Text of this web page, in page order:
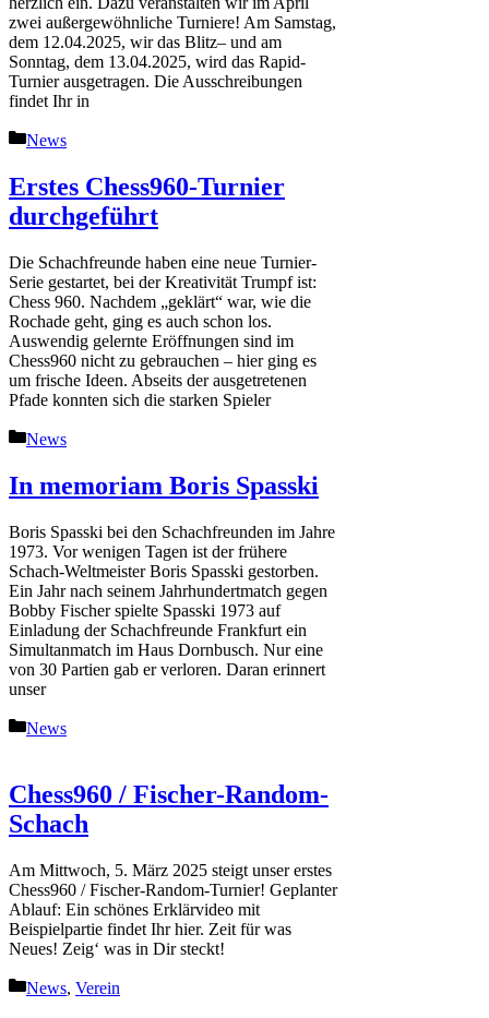
zwei außergewöhnliche Turniere! Am Samstag,
dem 12.04.2025, wir das Blitz– und am
Sonntag, dem 13.04.2025, wird das Rapid-
Turnier ausgetragen. Die Ausschreibungen
findet Ihr in
Kategorien
News
Erstes Chess960-Turnier
durchgeführt
Die Schachfreunde haben eine neue Turnier-
Serie gestartet, bei der Kreativität Trumpf ist:
Chess 960. Nachdem „geklärt“ war, wie die
Rochade geht, ging es auch schon los.
Auswendig gelernte Eröffnungen sind im
Chess960 nicht zu gebrauchen – hier ging es
um frische Ideen. Abseits der ausgetretenen
Pfade konnten sich die starken Spieler
Kategorien
News
In memoriam Boris Spasski
Boris Spasski bei den Schachfreunden im Jahre
1973. Vor wenigen Tagen ist der frühere
Schach-Weltmeister Boris Spasski gestorben.
Ein Jahr nach seinem Jahrhundertmatch gegen
Bobby Fischer spielte Spasski 1973 auf
Einladung der Schachfreunde Frankfurt ein
Simultanmatch im Haus Dornbusch. Nur eine
von 30 Partien gab er verloren. Daran erinnert
unser
Kategorien
News
Chess960 / Fischer-Random-
Schach
Am Mittwoch, 5. März 2025 steigt unser erstes
Chess960 / Fischer-Random-Turnier! Geplanter
Ablauf: Ein schönes Erklärvideo mit
Beispielpartie findet Ihr hier. Zeit für was
Neues! Zeig‘ was in Dir steckt!
Kategorien
News, Verein